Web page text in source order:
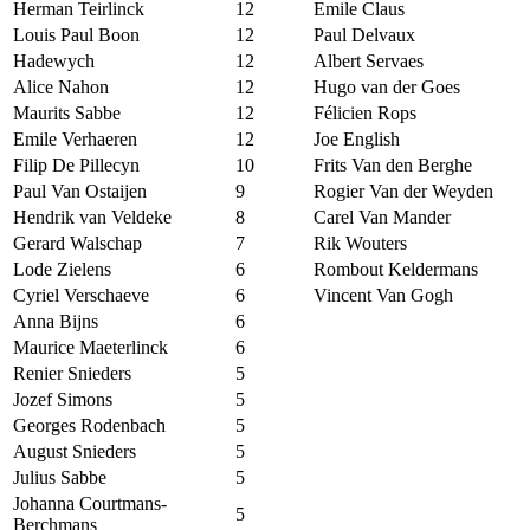
Herman Teirlinck
12 Emile Claus
Louis Paul Boon
12 Paul Delvaux
Hadewych
12 Albert Servaes
Alice Nahon
12 Hugo van der Goes
Maurits Sabbe
12 Félicien Rops
Emile Verhaeren
12 Joe English
Filip De Pillecyn
10 Frits Van den Berghe
Paul Van Ostaijen
9 Rogier Van der Weyden
Hendrik van Veldeke
8 Carel Van Mander
Gerard Walschap
7 Rik Wouters
Lode Zielens
6 Rombout Keldermans
Cyriel Verschaeve
6 Vincent Van Gogh
Anna Bijns
6
Maurice Maeterlinck
6
Renier Snieders
5
Jozef Simons
5
Georges Rodenbach
5
August Snieders
5
Julius Sabbe
5
Johanna Courtmans-
Berchmans
5